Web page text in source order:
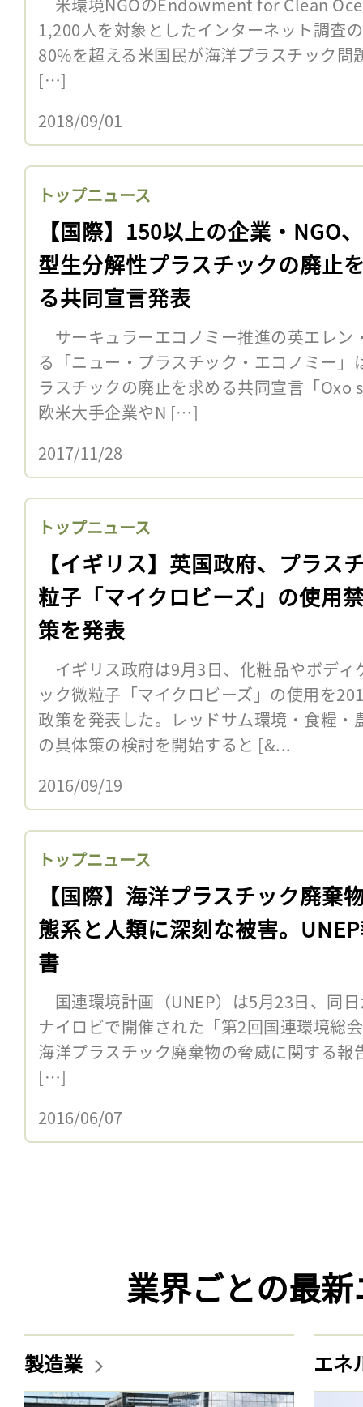
1,200人を対象としたインターネット調査
80%を超える米国民が海洋プラスチック
[…]
2018/09/01
トップニュース
【国際】150以上の企業・NGO
型生分解性プラスチックの廃止
る共同宣言発表
サーキュラーエコノミー推進の英エレン
る「ニュー・プラスチック・エコノミー
ラスチックの廃止を求める共同宣言「
欧米大手企業やN […]
2017/11/28
トップニュース
【イギリス】英国政府、プラス
粒子「マイクロビーズ」の使用
策を発表
イギリス政府は9月3日、化粧品やボディ
ック微粒子「マイクロビーズ」の使用を
政策を発表した。レッドサム環境・食糧
の具体策の検討を開始すると [&...
2016/09/19
トップニュース
【国際】海洋プラスチック廃棄
態系と人類に深刻な被害。
書
国連環境計画（UNEP）は5月23日、同
ナイロビで開催された「第2回国連環境総
海洋プラスチック廃棄物の脅威に関する
[…]
2016/06/07
業界ごとの最
製造業 エネ